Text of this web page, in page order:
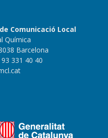
Comunicació Local
Química
Barcelona
331 40 40